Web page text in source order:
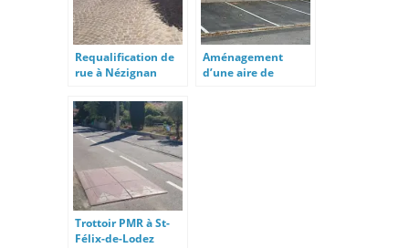
Requalification de
rue à Nézignan
Aménagement
d’une aire de
Trottoir PMR à St-
Félix-de-Lodez